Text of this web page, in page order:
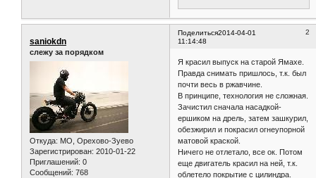
Поделиться 2
2014-04-01
11:14:48
saniokdn
слежу за порядком
Откуда: МО, Орехово-Зуево
Зарегистрирован: 2010-01-22
Приглашений: 0
Сообщений: 768
Я красил выпуск на старой Ямахе.
Правда снимать пришлось, т.к. был
почти весь в ржавчине.
В принципе, технология не сложная.
Зачистил сначала насадкой-
ершиком на дрель, затем зашкурил,
обезжирил и покрасил огнеупорной
матовой краской.
Ничего не отлетало, все ок. Потом
еще двигатель красил на ней, т.к.
облетело покрытие с цилиндра.